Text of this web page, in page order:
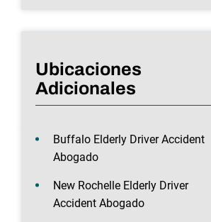
Ubicaciones
Adicionales
Buffalo Elderly Driver Accident
Abogado
New Rochelle Elderly Driver
Accident Abogado